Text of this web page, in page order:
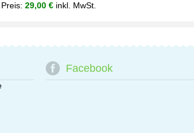
Preis: 29,00 € inkl. MwSt.
Facebook